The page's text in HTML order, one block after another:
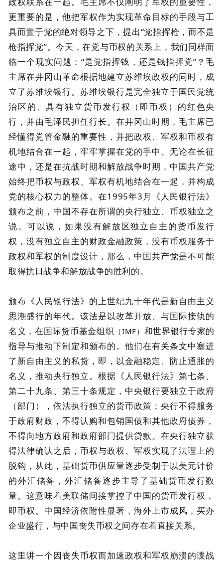
更重要的是，他把军权作为实现革命目标的手段与工
具而置于党的绝对领导之下，提出“党指挥枪，而不是
枪指挥党”。今天，在党与币权的关系上，我们同样面
临一个现实问题：“是党指挥钱，还是钱指挥党”？毛
主席在井冈山革命根据地建立苏维埃政权的同时，成
立了苏维埃银行。苏维埃银行是完全独立于国民党统
治区的、具有独立货币发行权（即币权）的红色央
行，并由毛泽民担任行长。在井冈山时期，毛主席已
经懂得党管金融的重要性，并把政权、军权和币权有
机地结合在一起，牢牢掌握在党的手中。无论在长征
途中，还是在抗战时期和解放战争时期，中国共产党
始终把币权与政权、军权有机地结合在一起，并构成
党的核心权力的整体。在1995年3月《人民银行法》
颁布之前，中国不存在所谓的央行独立、币权独立之
说。可以说，如果没有解放区独立自主的货币发行
权，没有独立自主的财政金融政策，没有币权服务于
政权和军权的制度设计，那么，中国共产党是不可能
取得抗日战争和解放战争的胜利的。
颁布《人民银行法》的上世纪九十年代是新自由主义
思潮盛行的年代。该法是以改革开放、与国际接轨的
名义，在国际货币基金组织 （IMF） 和世界银行专家的
指导与推动下制定和颁布的。他们在有关条文中塞进
了新自由主义的私货，即，以金融稳定、防止通胀的
名义，推动央行独立。根据《人民银行法》第七条、
第二十九条、第三十条规定，中央银行要独立于政府
（部门），依法执行独立的货币政策；央行不得服务
于政府财政，不得认购和包销国债和其他政府债券，
不得向地方政府和政府部门提供贷款。在央行独立获
得法律确认之后，币权与政权、军权实现了法理上的
脱钩，从此，基础货币供应量逐步受制于以美元计价
的外汇储备，外汇储备逐步主导了基础货币发行数
量。这意味着美联储间接掌控了中国的货币发行权，
即币权。中国经济依附性显著，海外上市成风，买办
企业盛行，与中国丧失币权之间存在着直接关系。
这里讲一个因丧失币权而加速政权和军权崩溃的谍战